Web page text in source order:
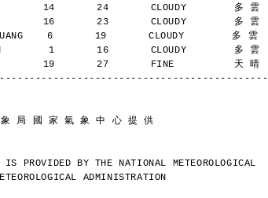
14       24       CLOUDY        多 雲
16       23       CLOUDY        多 雲
6       19       CLOUDY        多 雲
1       16       CLOUDY        多 雲
19       27       FINE          天 晴
局 國 家 氣 象 中 心 提 供
IS PROVIDED BY THE NATIONAL METEOROLOGICAL
ADMINISTRATION